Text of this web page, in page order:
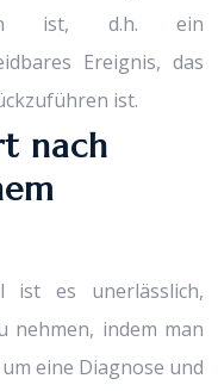
ist, d.h. ein
Ereignis, das
ist.
nach
ist es unerlässlich,
nehmen, indem man
eine Diagnose und